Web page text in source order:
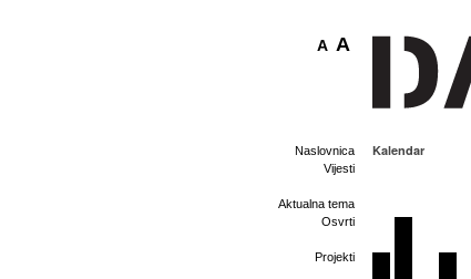
A A
Naslovnica
Vijesti
Aktualna tema
Osvrti
Projekti
Kalendar